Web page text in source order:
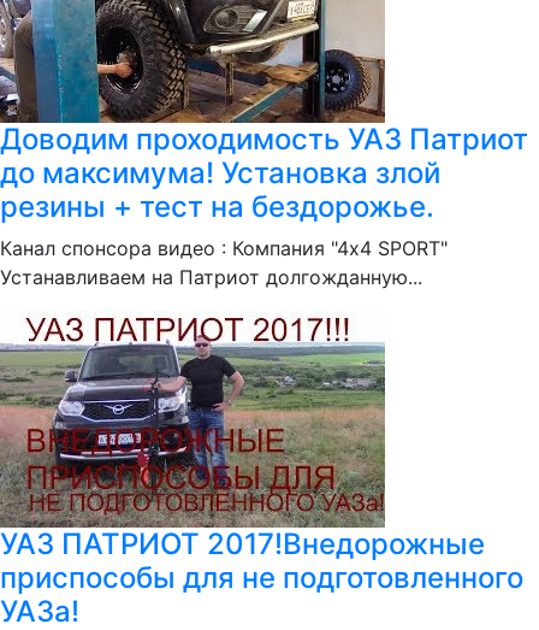
Доводим проходимость УАЗ Патриот
до максимума! Установка злой
резины + тест на бездорожье.
Канал спонсора видео : Компания "4х4 SPORT"
Устанавливаем на Патриот долгожданную...
УАЗ ПАТРИОТ 2017!Внедорожные
приспособы для не подготовленного
УАЗа!